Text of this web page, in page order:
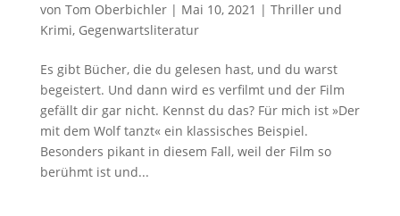
von Tom Oberbichler| Mai 10, 2021 | Thriller und
Krimi, Gegenwartsliteratur
Es gibt Bücher, die du gelesen hast, und du warst
begeistert. Und dann wird es verfilmt und der Film
gefällt dir gar nicht. Kennst du das? Für mich ist »Der
mit dem Wolf tanzt« ein klassisches Beispiel.
Besonders pikant in diesem Fall, weil der Film so
berühmt ist und...